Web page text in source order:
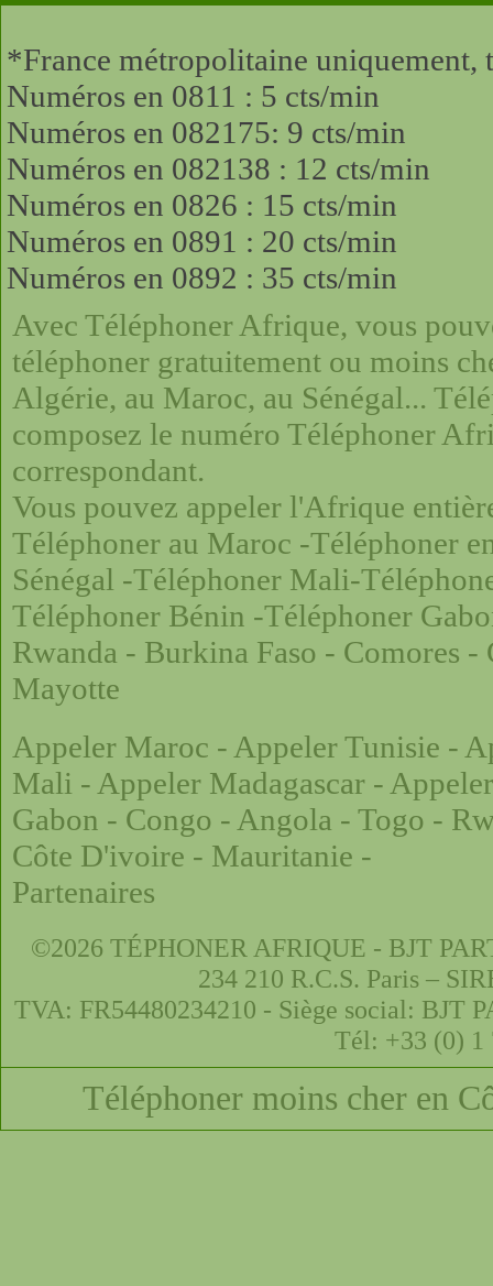
*France métropolitaine
Numéros en 0811 : 5 cts/min
Numéros en 082175: 9 cts/min
Numéros en 082138 : 12 cts/min
Numéros en 0826 : 15 cts/min
Numéros en 0891 : 20 cts/min
Numéros en 0892 : 35 cts/min
Avec Téléphoner Afrique, vous
téléphoner gratuitement ou moins
Algérie, au Maroc, au Sénégal...
composez le numéro Téléphoner
correspondant.
Vous pouvez appeler l'Afrique
Téléphoner au Maroc -Téléphoner
Sénégal -Téléphoner Mali-
Téléphoner Bénin -Téléphoner
Rwanda - Burkina Faso - Comores -
Mayotte
Appeler Maroc - Appeler Tunisie -
Mali - Appeler Madagascar -
Gabon - Congo - Angola - Togo -
Côte D'ivoire - Mauritanie -
Partenaires
©2026 TÉPHONER AFRIQUE - BJT
234 210 R.C.S. Paris –
TVA: FR54480234210 - Siège social: BJT
Tél: +33 (0) 1
Téléphoner moins cher en